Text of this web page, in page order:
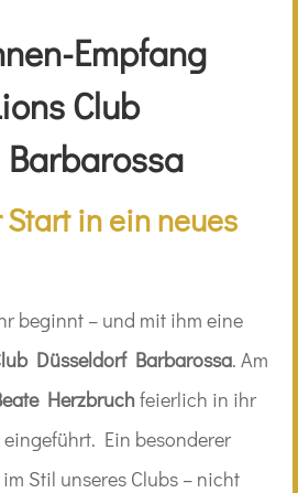
Empfang
Club
in ein neues
beginnt – und mit ihm eine
Düsseldorf Barbarossa. Am
Herzbruchfeierlich in ihr
Ein besonderer
Stil unseres Clubs – nicht